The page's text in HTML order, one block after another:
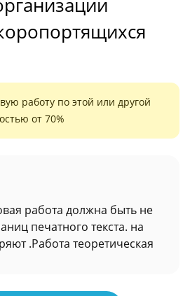
работу по этой или другой
от 70%
работа должна быть не
печатного текста. на
.Работа теоретическая